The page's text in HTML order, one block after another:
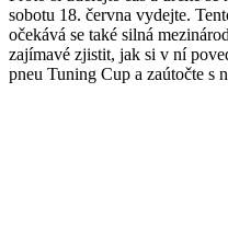
sobotu 18. června vydejte.
očekává se také silná
zajímavé zjistit, jak si v ní
pneu Tuning Cup a zaútočte s